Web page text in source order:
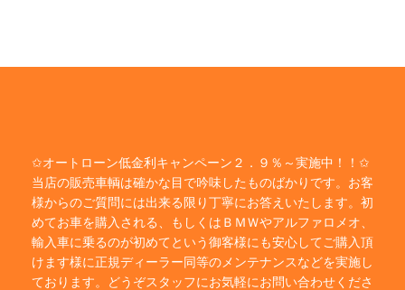
✩オートローン低金利キャンペーン２．９％～実施中！！✩
当店の販売車輌は確かな目で吟味したものばかりです。お客
様からのご質問には出来る限り丁寧にお答えいたします。初
めてお車を購入される、もしくはＢＭＷやアルファロメオ、
輸入車に乗るのが初めてという御客様にも安心してご購入頂
けます様に正規ディーラー同等のメンテナンスなどを実施し
ております。どうぞスタッフにお気軽にお問い合わせくださ